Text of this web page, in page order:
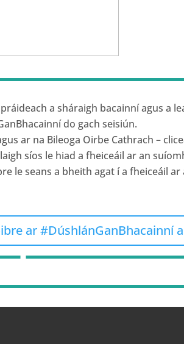
a sháraigh bacainní agus a
do gach seisiún.
ar na Bileoga Oirbe Cathrach –
síos le hiad a fheiceáil ar an
le seans a bheith agat í a fheiceáil
ar #DúshlánGanBhacainní